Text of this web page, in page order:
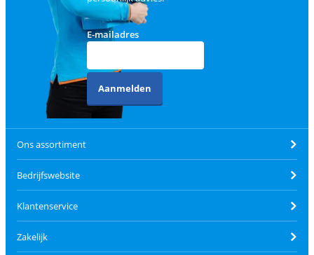
E-mailadres
Aanmelden
Ons assortiment
Bedrijfswebsite
Klantenservice
Zakelijk